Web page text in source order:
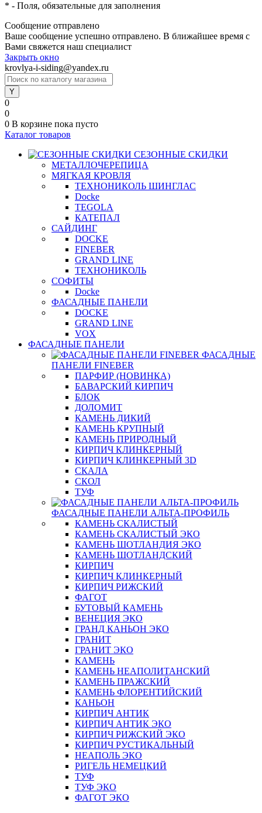
* - Поля, обязательные для заполнения
Сообщение отправлено
Ваше сообщение успешно отправлено. В ближайшее время с
Вами свяжется наш специалист
Закрыть окно
krovlya-i-siding@yandex.ru
0
0
0 В корзине пока пусто
Каталог товаров
СЕЗОННЫЕ СКИДКИ
МЕТАЛЛОЧЕРЕПИЦА
МЯГКАЯ КРОВЛЯ
ТЕХНОНИКОЛЬ ШИНГЛАС
Docke
TEGOLA
КАТЕПАЛ
САЙДИНГ
DOCKE
FINEBER
GRAND LINE
ТЕХНОНИКОЛЬ
СОФИТЫ
Docke
ФАСАДНЫЕ ПАНЕЛИ
DOCKE
GRAND LINE
VOX
ФАСАДНЫЕ ПАНЕЛИ
ФАСАДНЫЕ
ПАНЕЛИ FINEBER
ПАРФИР (НОВИНКА)
БАВАРСКИЙ КИРПИЧ
БЛОК
ДОЛОМИТ
КАМЕНЬ ДИКИЙ
КАМЕНЬ КРУПНЫЙ
КАМЕНЬ ПРИРОДНЫЙ
КИРПИЧ КЛИНКЕРНЫЙ
КИРПИЧ КЛИНКЕРНЫЙ 3D
СКАЛА
СКОЛ
ТУФ
ФАСАДНЫЕ ПАНЕЛИ АЛЬТА-ПРОФИЛЬ
КАМЕНЬ СКАЛИСТЫЙ
КАМЕНЬ СКАЛИСТЫЙ ЭКО
КАМЕНЬ ШОТЛАНДИЯ ЭКО
КАМЕНЬ ШОТЛАНДСКИЙ
КИРПИЧ
КИРПИЧ КЛИНКЕРНЫЙ
КИРПИЧ РИЖСКИЙ
ФАГОТ
БУТОВЫЙ КАМЕНЬ
ВЕНЕЦИЯ ЭКО
ГРАНД КАНЬОН ЭКО
ГРАНИТ
ГРАНИТ ЭКО
КАМЕНЬ
КАМЕНЬ НЕАПОЛИТАНСКИЙ
КАМЕНЬ ПРАЖСКИЙ
КАМЕНЬ ФЛОРЕНТИЙСКИЙ
КАНЬОН
КИРПИЧ АНТИК
КИРПИЧ АНТИК ЭКО
КИРПИЧ РИЖСКИЙ ЭКО
КИРПИЧ РУСТИКАЛЬНЫЙ
НЕАПОЛЬ ЭКО
РИГЕЛЬ НЕМЕЦКИЙ
ТУФ
ТУФ ЭКО
ФАГОТ ЭКО